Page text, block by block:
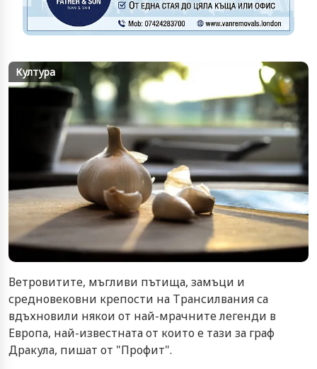
Култура
Ветровитите, мъгливи пътища, замъци и
средновековни крепости на Трансилвания са
вдъхновили някои от най-мрачните легенди в
Европа, най-известната от които е тази за граф
Дракула, пишат от "Профит".